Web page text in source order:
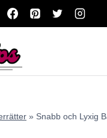
» Snabb och Lyxig